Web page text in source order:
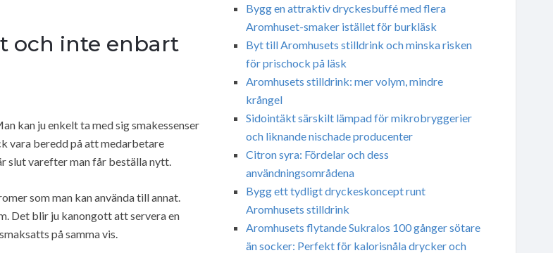
och inte enbart
kan ju enkelt ta med sig smakessenser
vara beredd på att medarbetare
slut varefter man får beställa nytt.
som man kan använda till annat.
Det blir ju kanongott att servera en
på samma vis.
Bygg en attraktiv dryckesbuffé med flera
Aromhuset-smaker istället för burkläsk
Byt till Aromhusets stilldrink och minska risken
för prischock på läsk
Aromhusets stilldrink: mer volym, mindre
krångel
Sidointäkt särskilt lämpad för mikrobryggerier
och liknande nischade producenter
Citron syra: Fördelar och dess
användningsområdena
Bygg ett tydligt dryckeskoncept runt
Aromhusets stilldrink
Aromhusets flytande Sukralos 100 gånger sötare
än socker: Perfekt för kalorisnåla drycker och